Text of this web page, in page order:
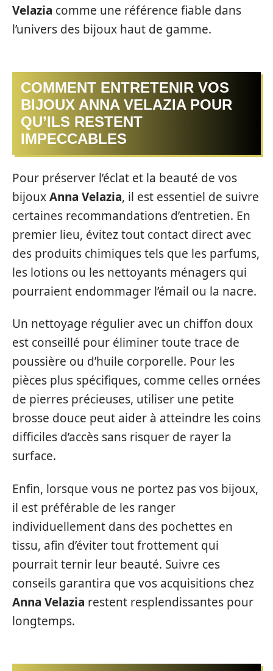
Velazia comme une référence fiable dans
l’univers des bijoux haut de gamme.
COMMENT ENTRETENIR VOS
BIJOUX ANNA VELAZIA POUR
QU’ILS RESTENT
IMPECCABLES
Pour préserver l’éclat et la beauté de vos
bijouxAnna Velazia, il est essentiel de suivre
certaines recommandations d’entretien. En
premier lieu, évitez tout contact direct avec
des produits chimiques tels que les parfums,
les lotions ou les nettoyants ménagers qui
pourraient endommager l’émail ou la nacre.
Un nettoyage régulier avec un chiffon doux
est conseillé pour éliminer toute trace de
poussière ou d’huile corporelle. Pour les
pièces plus spécifiques, comme celles ornées
de pierres précieuses, utiliser une petite
brosse douce peut aider à atteindre les coins
difficiles d’accès sans risquer de rayer la
surface.
Enfin, lorsque vous ne portez pas vos bijoux,
il est préférable de les ranger
individuellement dans des pochettes en
tissu, afin d’éviter tout frottement qui
pourrait ternir leur beauté. Suivre ces
conseils garantira que vos acquisitions chez
Anna Velazia restent resplendissantes pour
longtemps.